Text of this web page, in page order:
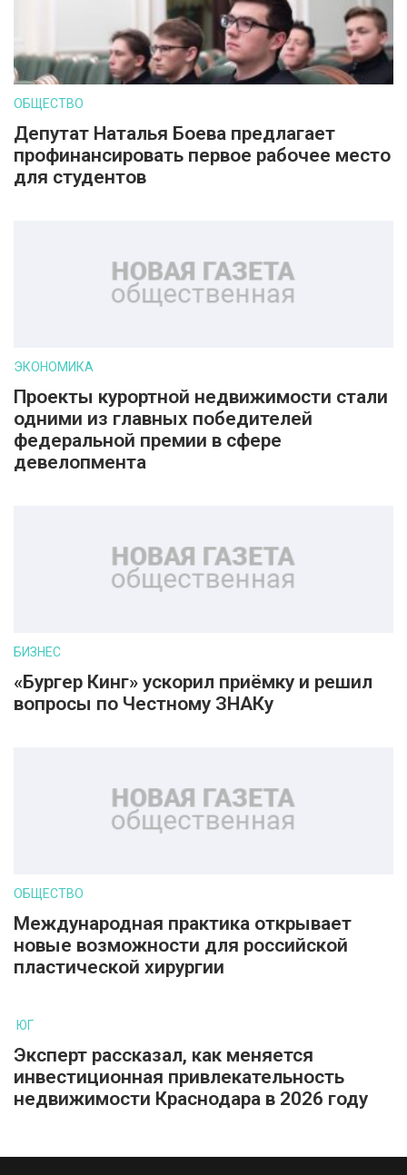
ОБЩЕСТВО
Депутат Наталья Боева предлагает
профинансировать первое рабочее место
для студентов
ЭКОНОМИКА
Проекты курортной недвижимости стали
одними из главных победителей
федеральной премии в сфере
девелопмента
БИЗНЕС
«Бургер Кинг» ускорил приёмку и решил
вопросы по Честному ЗНАКу
ОБЩЕСТВО
Международная практика открывает
новые возможности для российской
пластической хирургии
ЮГ
Эксперт рассказал, как меняется
инвестиционная привлекательность
недвижимости Краснодара в 2026 году